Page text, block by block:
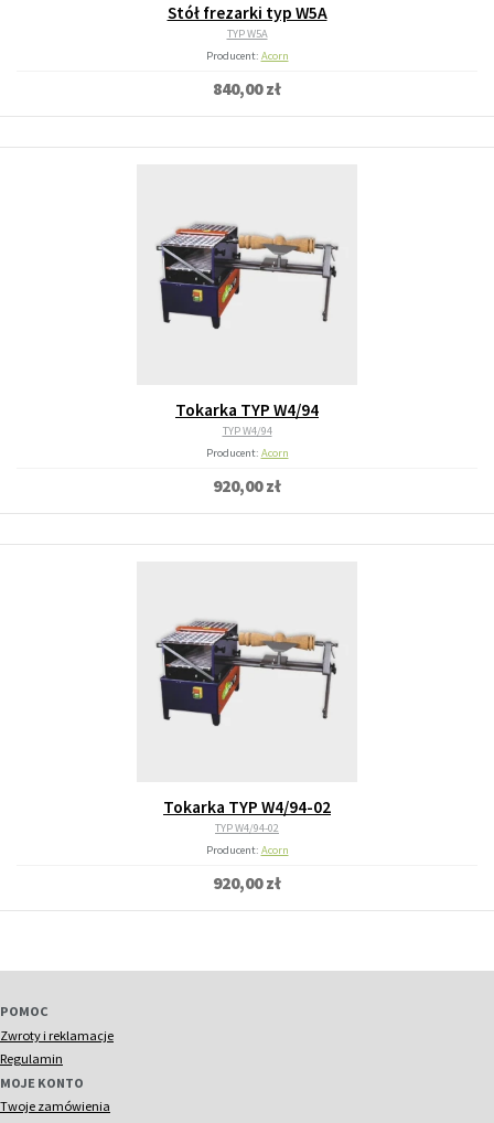
Stół frezarki typ W5A
TYP W5A
Producent: Acorn
840,00 zł
Tokarka TYP W4/94
TYP W4/94
Producent: Acorn
920,00 zł
Tokarka TYP W4/94-02
TYP W4/94-02
Producent: Acorn
920,00 zł
POMOC
Zwroty i reklamacje
Regulamin
MOJE KONTO
Twoje zamówienia